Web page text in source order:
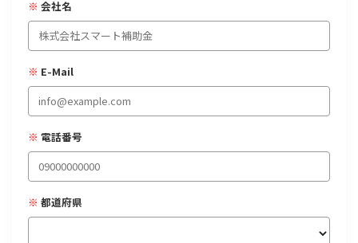
使い道
経営改善・経営強化 販路拡大
IT導入
人材採用・雇用
起業・創業
事業承継 災害・被災者支援
コロナ関連
環境・省エネ
テレワーク
※ 会社名
※ E-Mail
※ 電話番号
※ 都道府県